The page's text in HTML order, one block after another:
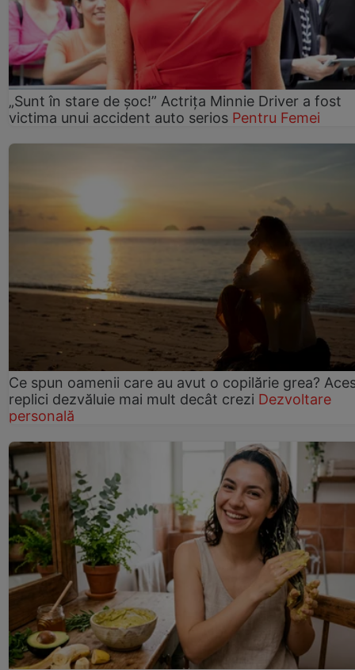
„Sunt în stare de șoc!” Actrița Minnie Driver a fost
victima unui accident auto serios Pentru Femei
Ce spun oamenii care au avut o copilărie grea?
replici dezvăluie mai mult decât crezi Dezvoltare
personală